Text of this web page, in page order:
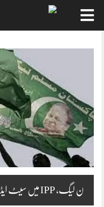
content
ن لیگ، IPP میں سیٹ ایڈجسٹمنٹ کا معاملہ طے پاگیا